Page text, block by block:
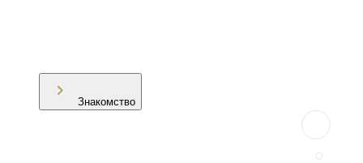
Знакомство